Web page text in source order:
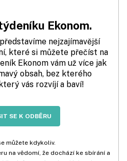
Ekonom.
nejzajímavější
které si můžete přečíst na
Ekonom vám už více jak
obsah, bez kterého
vás rozvíjí a baví!
SE K ODBĚRU
můžete kdykoliv.
na vědomí, že dochází ke sbírání a